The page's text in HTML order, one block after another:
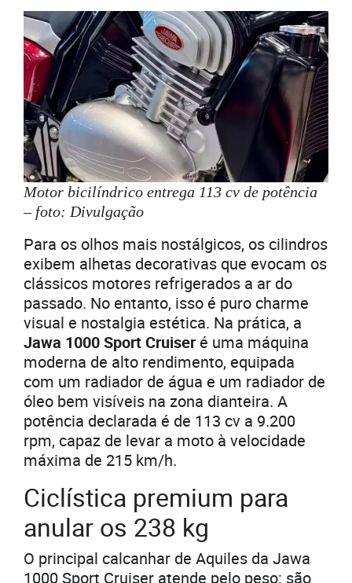
Motor bicilíndrico entrega 113 cv de potência
– foto: Divulgação
Para os olhos mais nostálgicos, os cilindros
exibem alhetas decorativas que evocam os
clássicos motores refrigerados a ar do
passado. No entanto, isso é puro charme
visual e nostalgia estética. Na prática, a
Jawa 1000 Sport Cruiser é uma máquina
moderna de alto rendimento, equipada
com um radiador de água e um radiador de
óleo bem visíveis na zona dianteira. A
potência declarada é de 113 cv a 9.200
rpm, capaz de levar a moto à velocidade
máxima de 215 km/h.
Ciclística premium para
anular os 238 kg
O principal calcanhar de Aquiles da Jawa
1000 Sport Cruiser atende pelo peso: são